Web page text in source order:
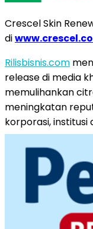
Crescel Skin
di
Rilisbisnis.com
release di media
memulihankan
meningkatan
korporasi,